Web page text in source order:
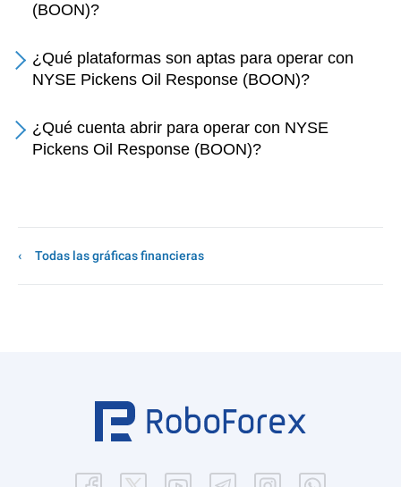
(BOON)?
¿Qué plataformas son aptas para operar con
NYSE Pickens Oil Response (BOON)?
¿Qué cuenta abrir para operar con NYSE
Pickens Oil Response (BOON)?
Todas las gráficas financieras